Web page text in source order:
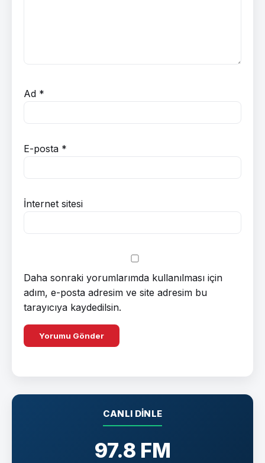
Ad *
E-posta *
İnternet sitesi
Daha sonraki yorumlarımda kullanılması için
adım, e-posta adresim ve site adresim bu
tarayıcıya kaydedilsin.
CANLI DINLE
97.8 FM